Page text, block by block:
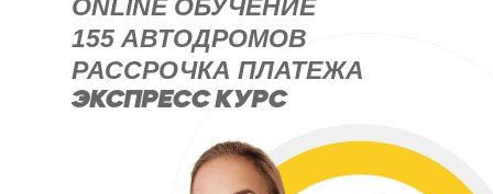
ONLINE ОБУЧЕНИЕ
155 АВТОДРОМОВ
РАССРОЧКА ПЛАТЕЖА
ЭКСПРЕСС КУРС